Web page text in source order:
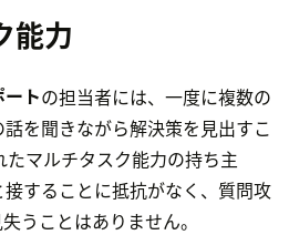
能力
トの担当者には、一度に複数の
を聞きながら解決策を見出すこ
たマルチタスク能力の持ち主
することに抵抗がなく、質問攻
うことはありません。